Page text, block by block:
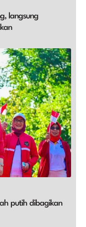
langsung
putih dibagikan